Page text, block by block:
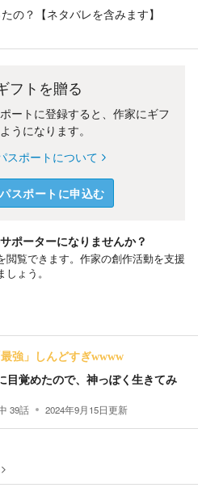
の？【ネタバレを含みます】
フトを贈る
ートに登録すると、作家にギフ
うになります。
スポートについて
スポートに申込む
ポーターになりませんか？
閲覧できます。作家の創作活動を支援
しょう。
強」しんどすぎwwww
目覚めたので、神っぽく生きてみ
39話 2024年9月15日更新